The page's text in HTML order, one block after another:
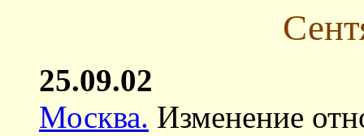
25.09.02
Москва. Изменение